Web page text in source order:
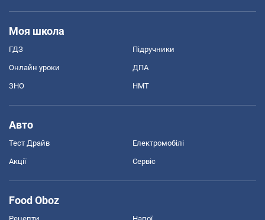
Моя школа
ГДЗ Підручники
Онлайн уроки ДПА
ЗНО НМТ
Авто
Тест Драйв Електромобілі
Акції Сервіс
Food Oboz